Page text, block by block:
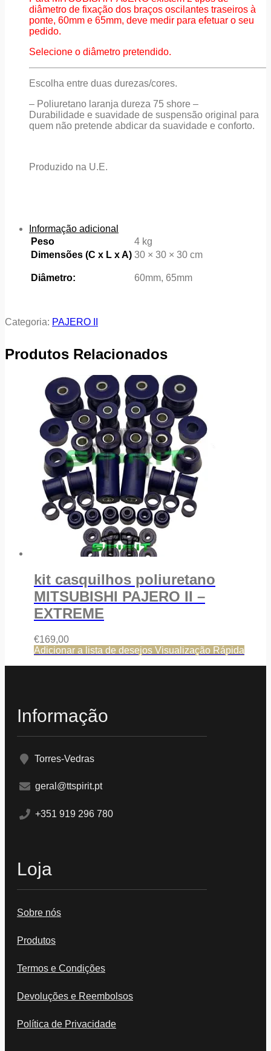
diâmetro de fixação dos braços oscilantes traseiros à
ponte, 60mm e 65mm, deve medir para efetuar o seu
pedido.
Selecione o diâmetro pretendido.
Escolha entre duas durezas/cores.
– Poliuretano laranja dureza 75 shore –
Durabilidade e suavidade de suspensão original para
quem não pretende abdicar da suavidade e conforto.
Produzido na U.E.
Informação adicional
Peso
4 kg
Dimensões (C x L x A) 30 × 30 × 30 cm
Diâmetro: 60mm, 65mm
Categoria: PAJERO II
Produtos Relacionados
kit casquilhos poliuretano
MITSUBISHI PAJERO II –
EXTREME
€169,00
Adicionar a lista de desejos Visualização Rápida
Informação
Torres-Vedras
geral@ttspirit.pt
+351 919 296 780
Loja
Sobre nós
Produtos
Termos e Condições
Devoluções e Reembolsos
Política de Privacidade